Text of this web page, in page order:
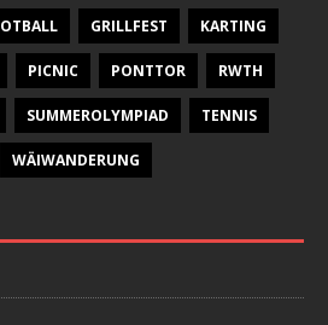
GRILLFEST KARTING
PICNIC PONTTOR RWTH
SUMMEROLYMPIAD TENNIS
WÄIWANDERUNG